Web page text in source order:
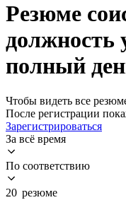
Резюме
должность
полный
Чтобы видеть все
После регистрации
Зарегистрироваться
За всё время
По соответствию
20 резюме